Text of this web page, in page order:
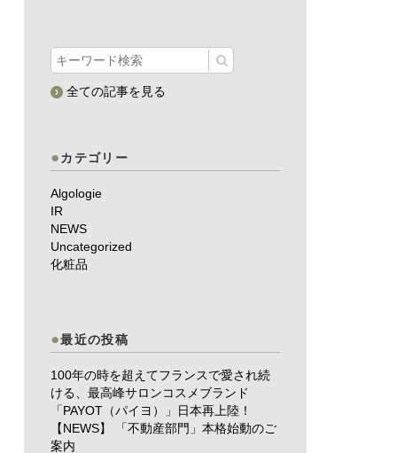
全ての記事を見る
カテゴリー
Algologie
IR
NEWS
Uncategorized
化粧品
最近の投稿
100年の時を超えてフランスで愛され続
ける、最高峰サロンコスメブランド
「PAYOT（パイヨ）」日本再上陸！
【NEWS】 「不動産部門」本格始動のご
案内